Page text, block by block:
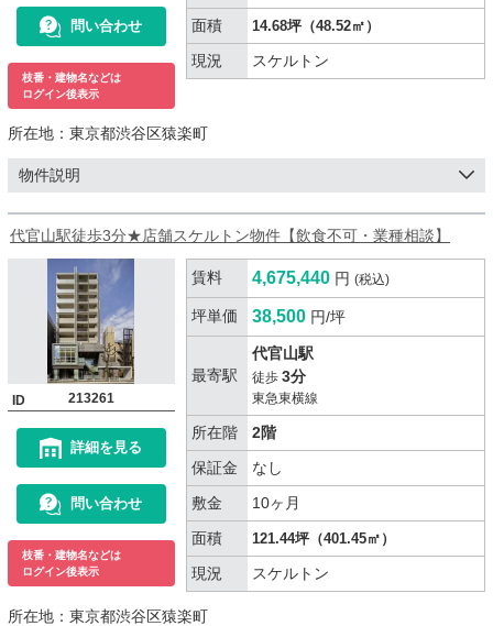
問い合わせ
枝番・建物名などは
ログイン後表示
面積
14.68坪（48.52㎡）
現況 スケルトン
所在地： 東京都渋谷区猿楽町
物件説明
代官山駅徒歩3分★店舗スケルトン物件【飲食不可・業種相談】
ID 213261
詳細を見る
問い合わせ
枝番・建物名などは
ログイン後表示
賃料 4,675,440 円 (税込)
坪単価 38,500 円/坪
最寄駅
代官山駅
徒歩 3分
東急東横線
所在階
2階
保証金
なし
敷金
10ヶ月
面積
121.44坪（401.45㎡）
現況 スケルトン
所在地： 東京都渋谷区猿楽町